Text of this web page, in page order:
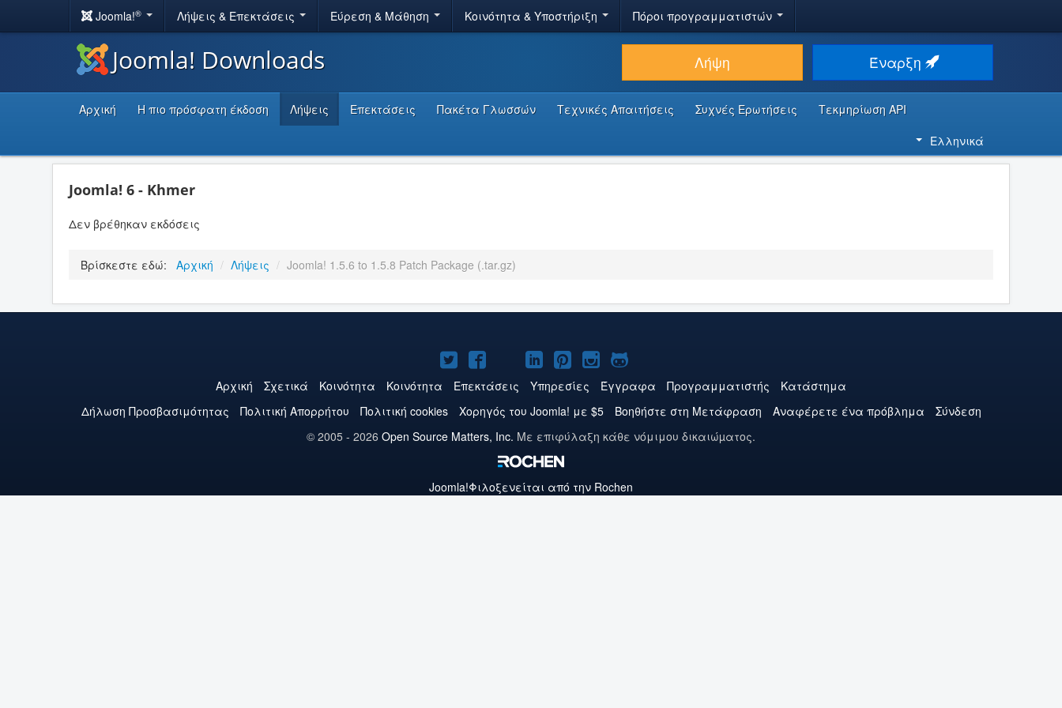
Joomla!® Λήψεις & Επεκτάσεις Εύρεση & Μάθηση Κοινότητα & Υποστήριξη Πόροι προγραμματιστών
Joomla! Downloads Λήψη Έναρξη
Αρχική Η πιο πρόσφατη έκδοση Λήψεις Επεκτάσεις Πακέτα Γλωσσών Τεχνικές Απαιτήσεις Συχνές Ερωτήσεις
Τεκμηρίωση API
Ελληνικά
Joomla! 6 - Khmer
Δεν βρέθηκαν εκδόσεις
Βρίσκεστε εδώ: Αρχική / Λήψεις / Joomla! 1.5.6 to 1.5.8 Patch Package (.tar.gz)
Το
Joomla!
στο
Twitter
Το
Joomla!
στο
Facebook
Joomla!
στο
YouTube
Το
Joomla!
στο
LinkedIn
Το
Joomla!
στο
Pinterest
Το
Joomla!
στο
Instagram
Το
Joomla!
στο
GitHub
Αρχική Σχετικά Κοινότητα Κοινότητα Επεκτάσεις Υπηρεσίες Έγγραφα Προγραμματιστής
Κατάστημα
Δήλωση Προσβασιμότητας
Πολιτική Aπορρήτου Πολιτική cookies Χορηγός του Joomla! με $5 Βοηθήστε στη Μετάφραση Αναφέρετε ένα πρόβλημα
Σύνδεση
© 2005 - 2026 Open Source Matters, Inc. Με επιφύλαξη κάθε νόμιμου δικαιώµατος.
Joomla!Φιλοξενείται από την Rochen